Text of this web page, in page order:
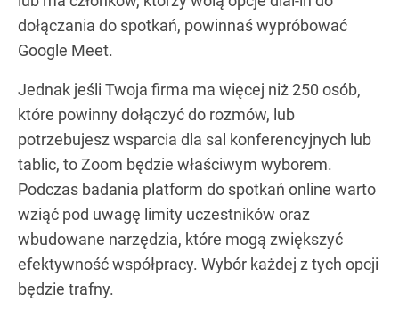
dołączania do spotkań, powinnaś wypróbować
Google Meet.
Jednak jeśli Twoja firma ma więcej niż 250 osób,
które powinny dołączyć do rozmów, lub
potrzebujesz wsparcia dla sal konferencyjnych lub
tablic, to Zoom będzie właściwym wyborem.
Podczas badania platform do spotkań online warto
wziąć pod uwagę limity uczestników oraz
wbudowane narzędzia, które mogą zwiększyć
efektywność współpracy. Wybór każdej z tych opcji
będzie trafny.